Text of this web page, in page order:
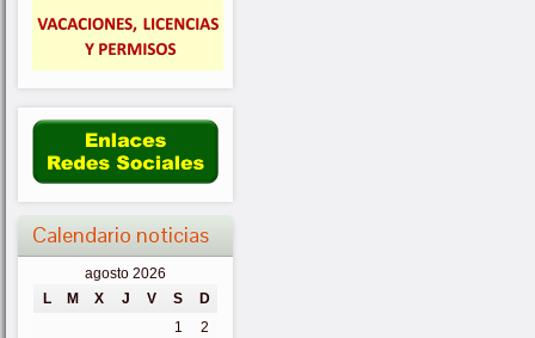
Calendario noticias
agosto 2026
L
M X J V S
D
1
2